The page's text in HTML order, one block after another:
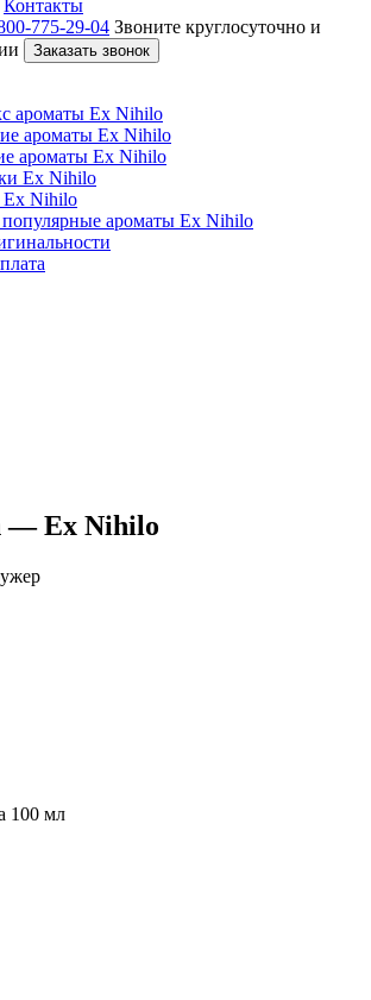
Контакты
775-29-04 Звоните круглосуточно и
Заказать звонок
ароматы Ex Nihilo
ароматы Ex Nihilo
ароматы Ex Nihilo
Ex Nihilo
Nihilo
ароматы Ex Nihilo
— Ex Nihilo
100 мл